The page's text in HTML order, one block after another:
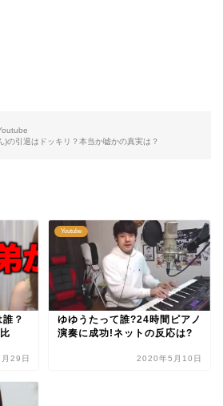
)の引退はドッキリ？本当か嘘かの真実は？
？
29日
Youtube
ゆゆうたって誰?24時間ピアノ
演奏に成功!ネットの反応は?
2020年5月10日